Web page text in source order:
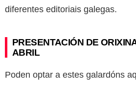
diferentes editoriais galegas.
PRESENTACIÓN DE
ABRIL
Poden optar a estes galardóns